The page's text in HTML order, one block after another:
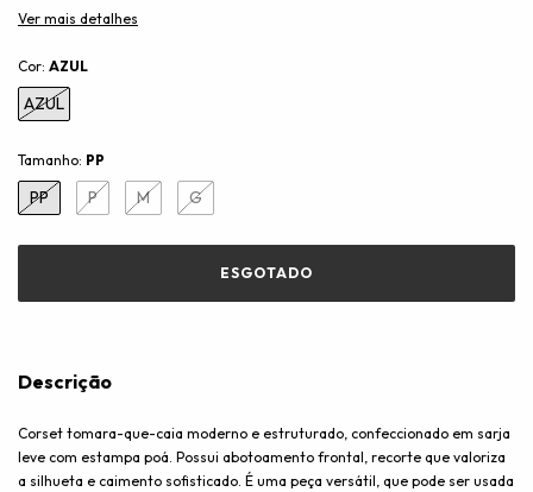
Ver mais detalhes
Cor: AZUL
AZUL
Tamanho: PP
PP P M G
Descrição
Corset tomara-que-caia moderno e estruturado, confeccionado em sarja
leve com estampa poá. Possui abotoamento frontal, recorte que valoriza
a silhueta e caimento sofisticado. É uma peça versátil, que pode ser usada